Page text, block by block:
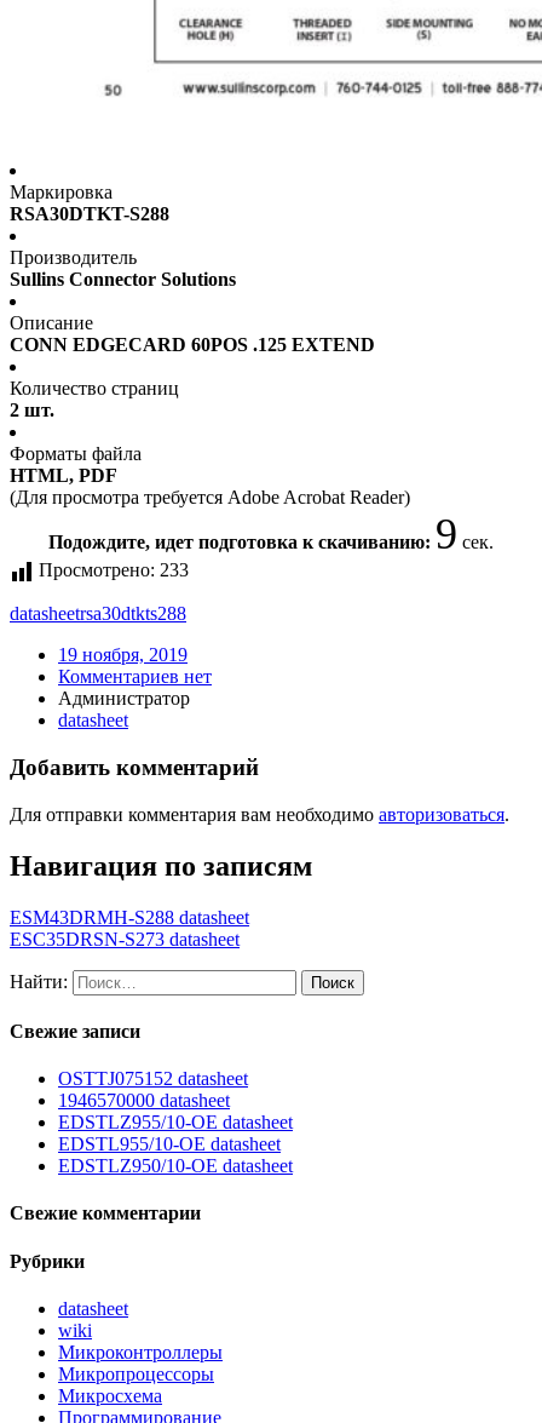
Маркировка
RSA30DTKT-S288
Производитель
Sullins Connector Solutions
Описание
CONN EDGECARD 60POS .125 EXTEND
Количество страниц
2 шт.
Форматы файла
HTML, PDF
(Для просмотра требуется Adobe Acrobat Reader)
Подождите, идет подготовка к скачиванию: 8 сек.
Просмотрено: 233
datasheetrsa30dtkts288
19 ноября, 2019
Комментариев нет
Администратор
datasheet
Добавить комментарий
Для отправки комментария вам необходимо авторизоваться.
Навигация по записям
ESM43DRMH-S288 datasheet
ESC35DRSN-S273 datasheet
Найти:
Свежие записи
OSTTJ075152 datasheet
1946570000 datasheet
EDSTLZ955/10-OE datasheet
EDSTL955/10-OE datasheet
EDSTLZ950/10-OE datasheet
Свежие комментарии
Рубрики
datasheet
wiki
Микроконтроллеры
Микропроцессоры
Микросхема
Программирование